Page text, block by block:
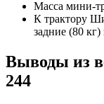
Масса мини-
К трактору
задние (80
Выводы из
244